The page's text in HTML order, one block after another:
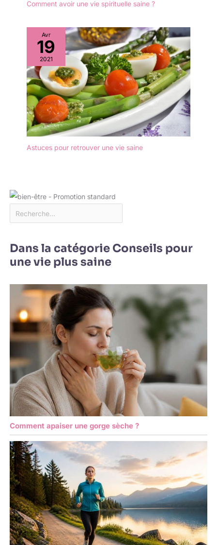
Comment avoir une vie spirituelle saine ?
Avr
19
2021
Astuces pour retrouver une vie saine
Dans la catégorie Conseils pour
une vie plus saine
Comment apaiser une gorge sèche ?